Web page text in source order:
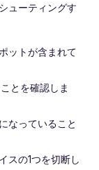
ューティングす
ットが含まれて
とを確認しま
なっていること
スの1つを切断し